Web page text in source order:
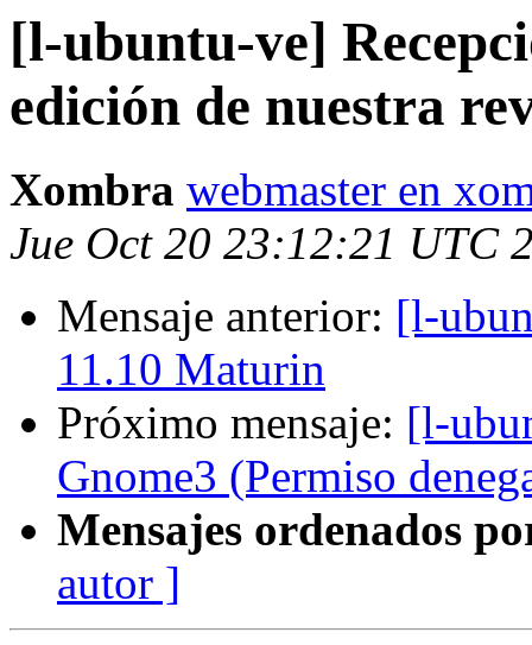
[l-ubuntu-ve]
edición de nuestra
Xombra webmaster en
Jue Oct 20 23:12:21 UTC
Mensaje anterior: [l-
11.10 Maturin
Próximo mensaje: [l-
Gnome3 (Permiso
Mensajes ordenados
autor ]